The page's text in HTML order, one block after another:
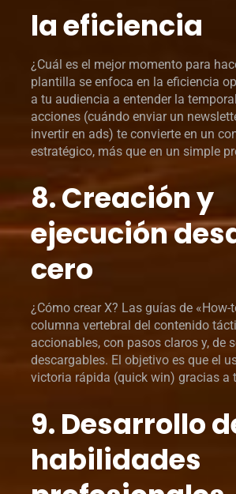
la eficiencia
¿Cuál es el mejor momento para
plantilla se enfoca en la eficiencia
a tu audiencia a entender la
acciones (cuándo enviar un
invertir en ads) te convierte en un
estratégico, más que en un simple
8. Creación y
ejecución
cero
¿Cómo crear X? Las guías de «How-
columna vertebral del contenido
accionables, con pasos claros y, de
descargables. El objetivo es que el
victoria rápida (quick win) gracias a
9. Desarrollo
habilidades